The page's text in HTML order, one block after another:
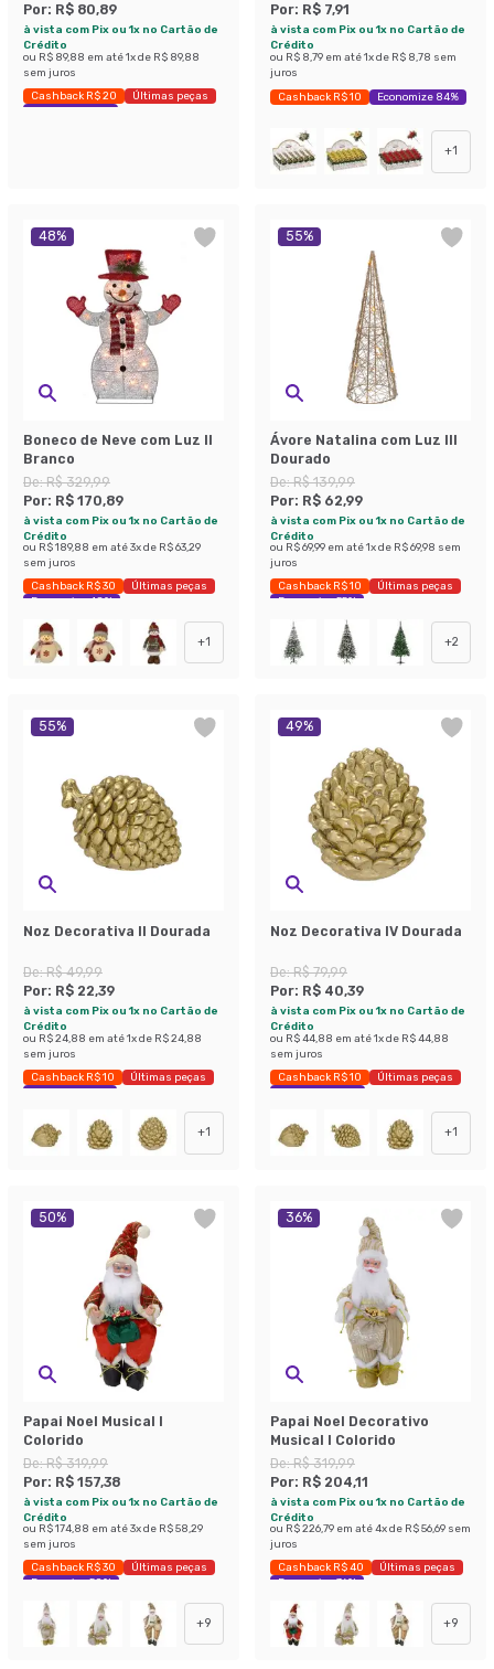
Por: R$ 80,89
à vista com Pix ou 1x no Cartão de
Crédito
ou R$ 89,88 em até1x de R$ 89,88
sem juros
Cashback R$ 20
Últimas peças
Economize 46%
Por: R$ 7,91
à vista com Pix ou 1x no Cartão de
Crédito
ou R$ 8,79 em até1x de R$ 8,78 sem
juros
Cashback R$ 10 Economize 84%
+1
48%
Boneco de Neve com Luz II
Branco
De:R$ 329,99
Por: R$ 170,89
à vista com Pix ou 1x no Cartão de
Crédito
ou R$ 189,88 em até3x de R$ 63,29
sem juros
Cashback R$ 30
Últimas peças
Economize 48%
+1
55%
Ávore Natalina com Luz III
Dourado
De:R$ 139,99
Por: R$ 62,99
à vista com Pix ou 1x no Cartão de
Crédito
ou R$ 69,99 em até1x de R$ 69,98 sem
juros
Cashback R$ 10
Últimas peças
Economize 55%
+2
55%
Noz Decorativa II Dourada
De:R$ 49,99
Por: R$ 22,39
à vista com Pix ou 1x no Cartão de
Crédito
ou R$ 24,88 em até1x de R$ 24,88
sem juros
Cashback R$ 10
Últimas peças
Economize 55%
+1
49%
Noz Decorativa IV Dourada
De:R$ 79,99
Por: R$ 40,39
à vista com Pix ou 1x no Cartão de
Crédito
ou R$ 44,88 em até1x de R$ 44,88
sem juros
Cashback R$ 10
Últimas peças
Economize 49%
+1
50%
Papai Noel Musical I
Colorido
De:R$ 319,99
Por: R$ 157,38
à vista com Pix ou 1x no Cartão de
Crédito
ou R$ 174,88 em até3x de R$ 58,29
sem juros
Cashback R$ 30
Últimas peças
Economize 50%
+9
36%
Papai Noel Decorativo
Musical I Colorido
De:R$ 319,99
Por: R$ 204,11
à vista com Pix ou 1x no Cartão de
Crédito
ou R$ 226,79 em até4x de R$ 56,69 sem
juros
Cashback R$ 40
Últimas peças
Economize 36%
+9